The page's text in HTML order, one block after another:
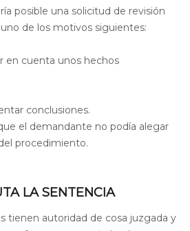
posible una solicitud de revisión
de los motivos siguientes:
en cuenta unos hechos
conclusiones.
el demandante no podía alegar
procedimiento.
LA SENTENCIA
tienen autoridad de cosa juzgada y